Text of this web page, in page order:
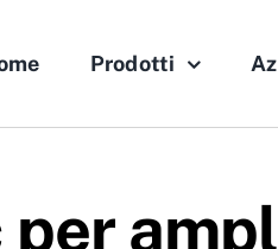
Prodotti
per